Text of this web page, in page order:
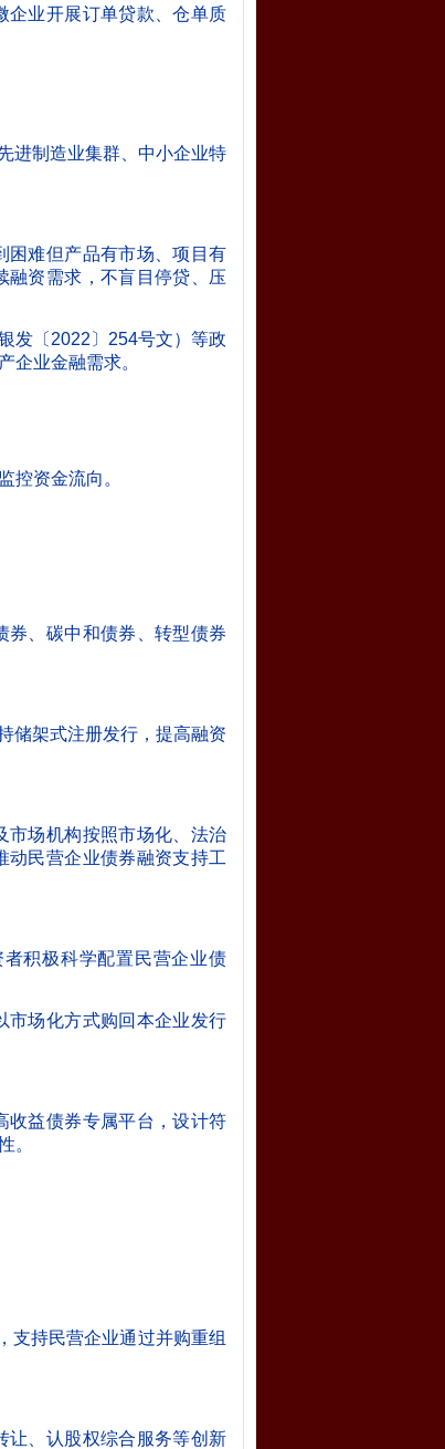
企业开展订单贷款、仓单质
进制造业集群、中小企业特
困难但产品有市场、项目有
融资需求，不盲目停贷、压
发〔2022〕254号文）等政
企业金融需求。
控资金流向。
券、碳中和债券、转型债券
储架式注册发行，提高融资
市场机构按照市场化、法治
动民营企业债券融资支持工
积极科学配置民营企业债
市场化方式购回本企业发行
收益债券专属平台，设计符
。
支持民营企业通过并购重组
让、认股权综合服务等创新